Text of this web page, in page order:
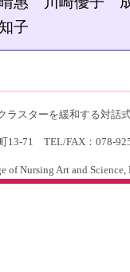
子
ラスターを緩和する対話
13-71 TEL/FAX：078-
of Nursing Art and